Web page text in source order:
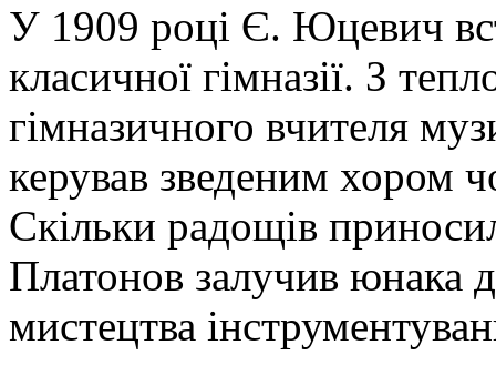
У 1909 році Є. Юцевич
класичної гімназії. З
гімназичного вчителя
керував зведеним хором
Скільки радощів
Платонов залучив юнака
мистецтва